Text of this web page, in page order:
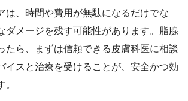
は、時間や費用が無駄になるだけでな
ダメージを残す可能性があります。脂腺
たら、まずは信頼できる皮膚科医に相談
イスと治療を受けることが、安全かつ効